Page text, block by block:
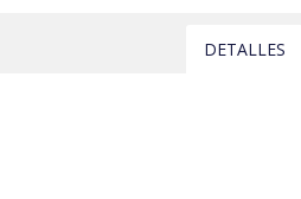
DETALLES